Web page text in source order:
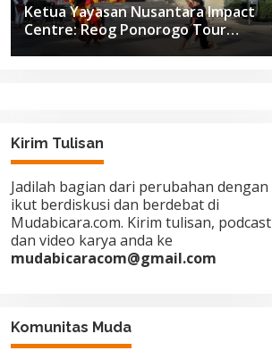
Ketua Yayasan Nusantara Impact
Centre: Reog Ponorogo Tour
Europe adalah Langkah Strategis
Kirim Tulisan
Jadilah bagian dari perubahan dengan
ikut berdiskusi dan berdebat di
Mudabicara.com. Kirim tulisan, podcast
dan video karya anda ke
mudabicaracom@gmail.com
Komunitas Muda